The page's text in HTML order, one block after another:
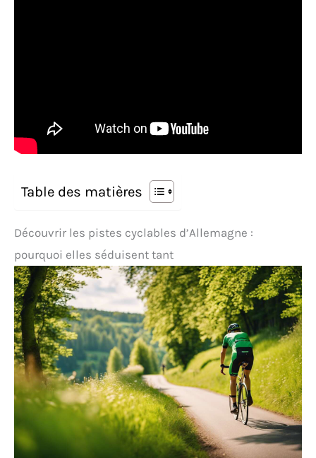
Table des matières
Découvrir les pistes cyclables d’Allemagne :
pourquoi elles séduisent tant